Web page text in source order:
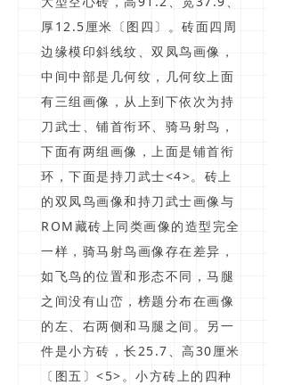
厚12.5厘米〔图四〕。砖面四周
边缘模印斜线纹、双凤鸟画像，
中间中部是几何纹，几何纹上面
有三组画像，从上到下依次为持
刀武士、铺首衔环、骑马射鸟，
下面有两组画像，上面是铺首衔
环，下面是持刀武士<4>。砖上
的双凤鸟画像和持刀武士画像与
ROM藏砖上同类画像的造型完全
一样，骑马射鸟画像存在差异，
如飞鸟的位置和形态不同，马腿
之间没有山峦，榜题分布在画像
的左、右两侧和马腿之间。另一
件是小方砖，长25.7、高30厘米
〔图五〕<5>。小方砖上的四种